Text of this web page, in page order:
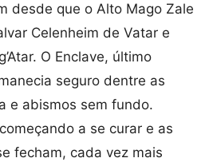
desde que o Alto Mago Zale
Celenheim de Vatar e
O Enclave, último
seguro dentre as
e abismos sem fundo.
a se curar e as
fecham, cada vez mais